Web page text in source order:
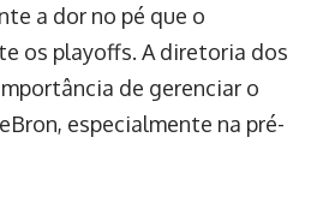
a dor no pé que o
os playoffs. A diretoria dos
de gerenciar o
especialmente na pré-